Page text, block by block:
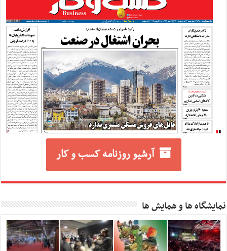
آرشیو روزنامه کسب و کار
نمایشگاه ها و همایش ها